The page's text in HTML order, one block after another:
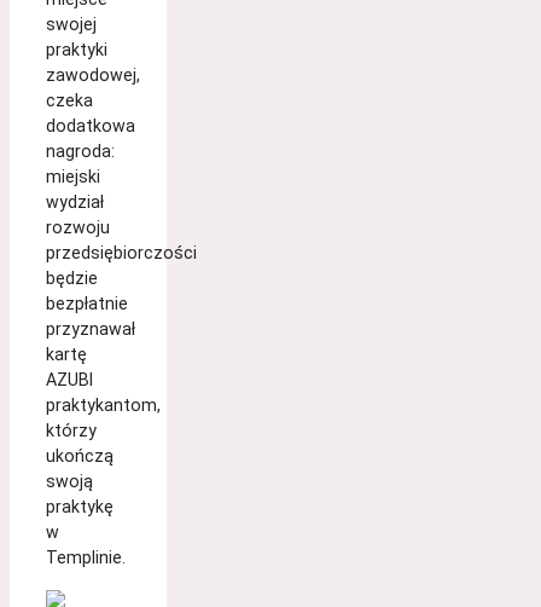
swojej
praktyki
zawodowej,
czeka
dodatkowa
nagroda:
miejski
wydział
rozwoju
przedsiębiorczości
będzie
bezpłatnie
przyznawał
kartę
AZUBI
praktykantom,
którzy
ukończą
swoją
praktykę
w
Templinie.